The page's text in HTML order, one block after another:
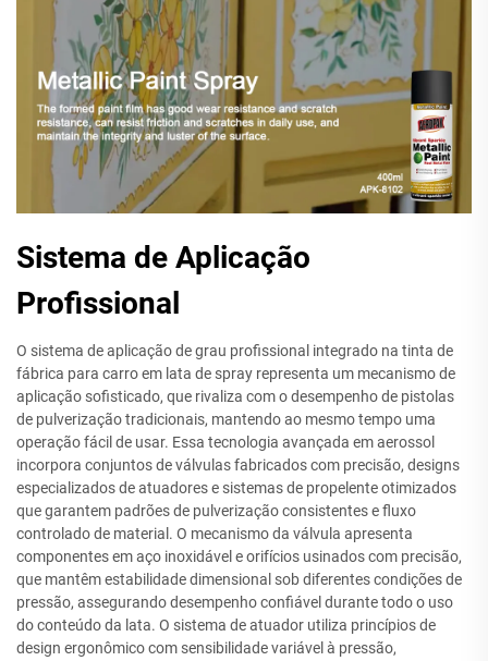
Sistema de Aplicação
Profissional
O sistema de aplicação de grau profissional integrado na tinta de
fábrica para carro em lata de spray representa um mecanismo de
aplicação sofisticado, que rivaliza com o desempenho de pistolas
de pulverização tradicionais, mantendo ao mesmo tempo uma
operação fácil de usar. Essa tecnologia avançada em aerossol
incorpora conjuntos de válvulas fabricados com precisão, designs
especializados de atuadores e sistemas de propelente otimizados
que garantem padrões de pulverização consistentes e fluxo
controlado de material. O mecanismo da válvula apresenta
componentes em aço inoxidável e orifícios usinados com precisão,
que mantêm estabilidade dimensional sob diferentes condições de
pressão, assegurando desempenho confiável durante todo o uso
do conteúdo da lata. O sistema de atuador utiliza princípios de
design ergonômico com sensibilidade variável à pressão,